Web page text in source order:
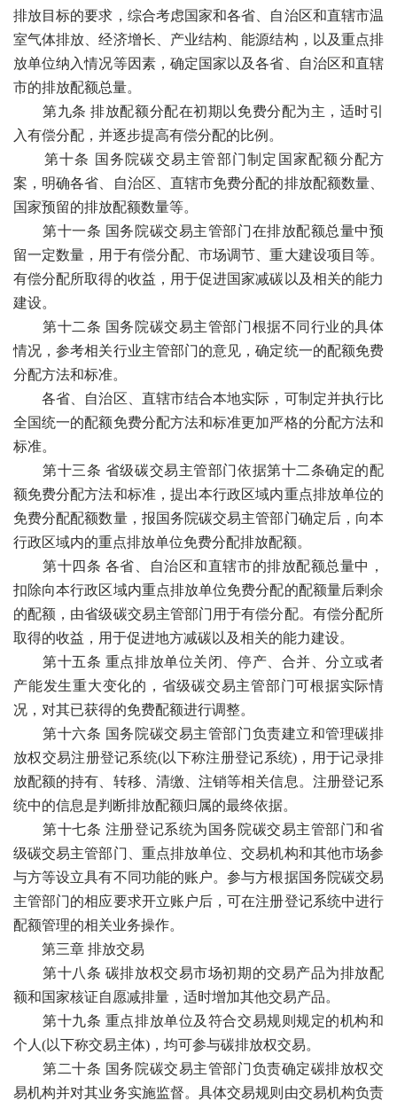
排放目标的要求，综合考虑国家和各省、自治区和直辖市温
室气体排放、经济增长、产业结构、能源结构，以及重点排
放单位纳入情况等因素，确定国家以及各省、自治区和直辖
市的排放配额总量。
第九条 排放配额分配在初期以免费分配为主，适时引
入有偿分配，并逐步提高有偿分配的比例。
第十条 国务院碳交易主管部门制定国家配额分配方
案，明确各省、自治区、直辖市免费分配的排放配额数量、
国家预留的排放配额数量等。
第十一条 国务院碳交易主管部门在排放配额总量中预
留一定数量，用于有偿分配、市场调节、重大建设项目等。
有偿分配所取得的收益，用于促进国家减碳以及相关的能力
建设。
第十二条 国务院碳交易主管部门根据不同行业的具体
情况，参考相关行业主管部门的意见，确定统一的配额免费
分配方法和标准。
各省、自治区、直辖市结合本地实际，可制定并执行比
全国统一的配额免费分配方法和标准更加严格的分配方法和
标准。
第十三条 省级碳交易主管部门依据第十二条确定的配
额免费分配方法和标准，提出本行政区域内重点排放单位的
免费分配配额数量，报国务院碳交易主管部门确定后，向本
行政区域内的重点排放单位免费分配排放配额。
第十四条 各省、自治区和直辖市的排放配额总量中，
扣除向本行政区域内重点排放单位免费分配的配额量后剩余
的配额，由省级碳交易主管部门用于有偿分配。有偿分配所
取得的收益，用于促进地方减碳以及相关的能力建设。
第十五条 重点排放单位关闭、停产、合并、分立或者
产能发生重大变化的，省级碳交易主管部门可根据实际情
况，对其已获得的免费配额进行调整。
第十六条 国务院碳交易主管部门负责建立和管理碳排
放权交易注册登记系统(以下称注册登记系统)，用于记录排
放配额的持有、转移、清缴、注销等相关信息。注册登记系
统中的信息是判断排放配额归属的最终依据。
第十七条 注册登记系统为国务院碳交易主管部门和省
级碳交易主管部门、重点排放单位、交易机构和其他市场参
与方等设立具有不同功能的账户。参与方根据国务院碳交易
主管部门的相应要求开立账户后，可在注册登记系统中进行
配额管理的相关业务操作。
第三章 排放交易
第十八条 碳排放权交易市场初期的交易产品为排放配
额和国家核证自愿减排量，适时增加其他交易产品。
第十九条 重点排放单位及符合交易规则规定的机构和
个人(以下称交易主体)，均可参与碳排放权交易。
第二十条 国务院碳交易主管部门负责确定碳排放权交
易机构并对其业务实施监督。具体交易规则由交易机构负责